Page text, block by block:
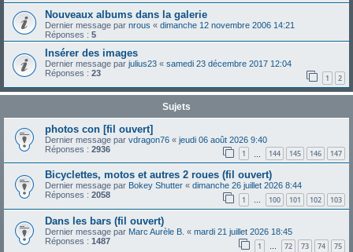
Nouveaux albums dans la galerie
Dernier message par nrous « dimanche 12 novembre 2006 14:21
Réponses : 5
Insérer des images
Dernier message par julius23 « samedi 23 décembre 2017 12:04
Réponses : 23 1 2
Sujets
photos con [fil ouvert]
Dernier message par vdragon76 « jeudi 06 août 2026 9:40
Réponses : 2936 1 144 145 146 147
Bicyclettes, motos et autres 2 roues (fil ouvert)
Dernier message par Bokey Shutter « dimanche 26 juillet 2026 8:44
Réponses : 2058 1 … 100 101 102 103
Dans les bars (fil ouvert)
Dernier message par Marc Aurèle B. « mardi 21 juillet 2026 18:45
Réponses : 1487 1 … 72 73 74 75